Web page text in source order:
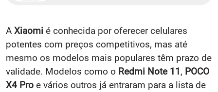
A Xiaomi é conhecida por oferecer celulares
potentes com preços competitivos, mas até
mesmo os modelos mais populares têm prazo de
validade. Modelos como o Redmi Note 11, POCO
X4 Pro e vários outros já entraram para a lista de